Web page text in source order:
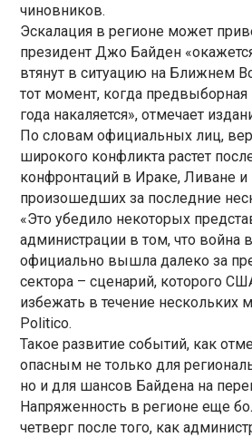
чиновников.
Эскалация в регионе может
президент Джо Байден
втянут в ситуацию на Ближнем
тот момент, когда
года накаляется», отмечает
По словам официальных лиц,
широкого конфликта растет
конфронтаций в Ираке, Ливане и
произошедших за последние
«Это убедило некоторых
администрации в том, что война
официально вышла далеко за
сектора – сценарий, которого
избежать в течение нескольких
Politico.
Такое развитие событий, как
опасным не только для
но и для шансов Байдена на
Напряженность в регионе еще
четверг после того, как